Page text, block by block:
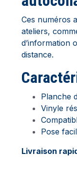
Ces numéros
ateliers,
d’information
distance.
Planche
Vinyle
Pose
Livraison